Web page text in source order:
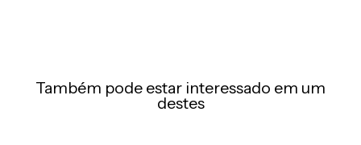
Também pode estar interessado em um
destes